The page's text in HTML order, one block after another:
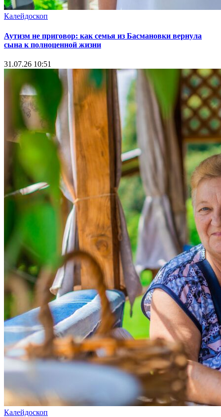
Калейдоскоп
Аутизм не приговор: как семья из Басмановки вернула
сына к полноценной жизни
31.07.26 10:51
Калейдоскоп